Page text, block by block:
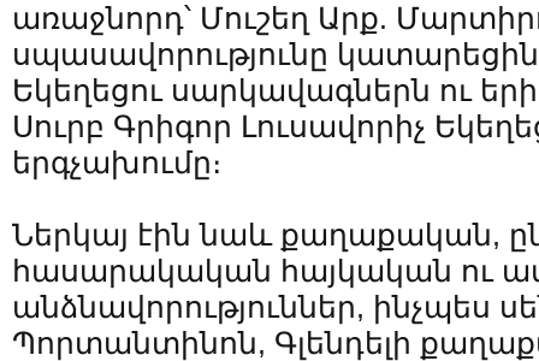
առաջնորդ՝ Մուշեղ Արք.
սպասավորությունը
Եկեղեցու սարկավագներն ու
Սուրբ Գրիգոր Լուսավորիչ
երգչախումը։
Ներկայ էին նաև քաղաքական,
հասարակական հայկական ու
անձնավորություններ, ինչպես
Պորտանտինոն, Գլենդելի